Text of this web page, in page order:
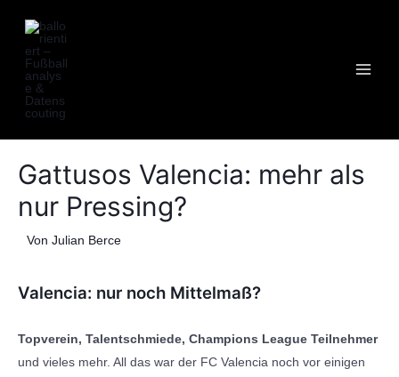
Inhalt
springen
Gattusos Valencia: mehr als
nur Pressing?
Von Julian Berce
Valencia: nur noch Mittelmaß?
Topverein, Talentschmiede, Champions League Teilnehmer
und vieles mehr. All das war der FC Valencia noch vor einigen
navigation